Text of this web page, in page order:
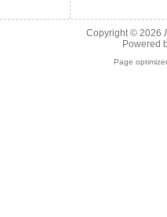
Copyright © 2026
Powered
Page